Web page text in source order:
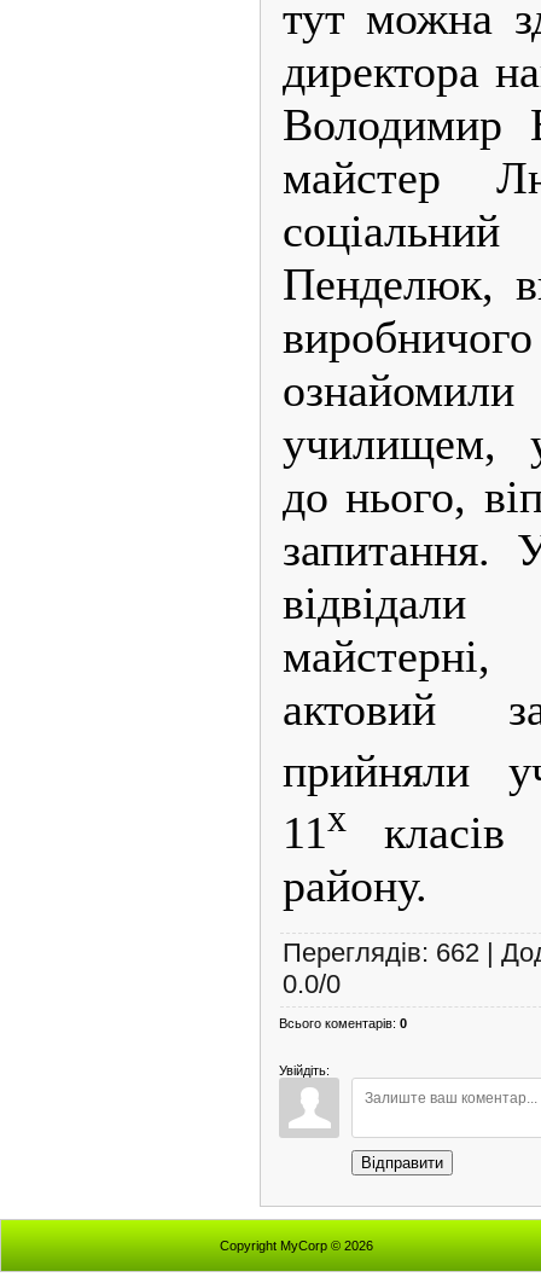
тут можна
директора
Володимир
майстер
Пенделюк,
училищем,
до нього,
запитання.
актовий
прийняли
11х
класів
району.
Переглядів: 662 |
0.0/0
Всього коментарів: 0
Увійдіть:
Відправити
Copyright MyCorp © 2026